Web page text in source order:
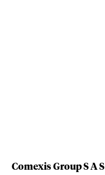
Comexis Group S A S